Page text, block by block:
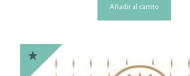
Añadir al carrito